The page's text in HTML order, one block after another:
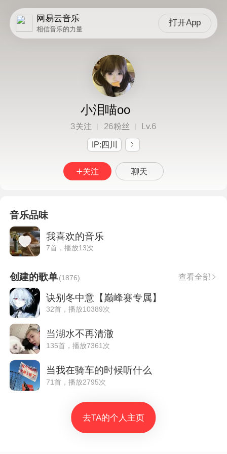
网易云音乐
相信音乐的力量
打开App
小泪喵oo
3关注 26粉丝 Lv.6
IP:四川
关注 聊天
音乐品味
我喜欢的音乐
7首，播放13次
创建的歌单(1876) 查看全部
诀别冬中意【巅峰赛专属】
32首，播放10389次
当湖水不再清澈
135首，播放7361次
当我在骑车的时候听什么
71首，播放2795次
去TA的个人主页